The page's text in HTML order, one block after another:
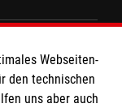
Webseiten-
den technischen
uns aber auch